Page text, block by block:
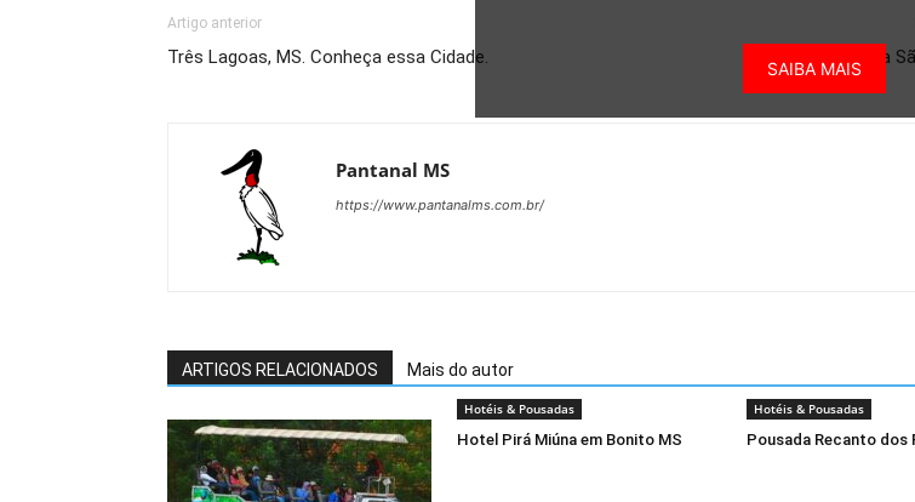
Artigo anterior
Três Lagoas, MS. Conheça essa Cidade. Hotel Fazenda
Pantanal MS
https://www.pantanalms.com.br/
ARTIGOS RELACIONADOS Mais do autor
Hotéis & Pousadas
Hotel Pirá Miúna em Bonito MS
Hotéis & Pousadas
Pousada Recanto dos
SAIBA MAIS